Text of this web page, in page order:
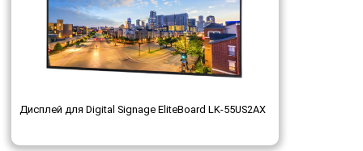
Дисплей для Digital Signage EliteBoard LK-55US2AX